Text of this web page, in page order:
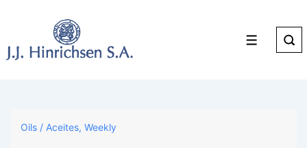
Main
Menu
Oils / Aceites, Weekly